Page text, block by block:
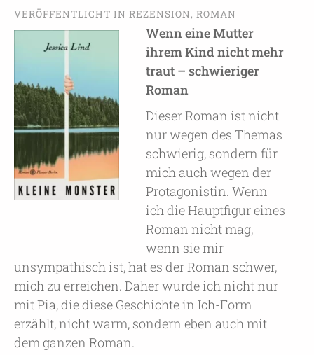
VERÖFFENTLICHT IN REZENSION, ROMAN
Wenn eine Mutter
ihrem Kind nicht mehr
traut – schwieriger
Roman
Dieser Roman ist nicht
nur wegen des Themas
schwierig, sondern für
mich auch wegen der
Protagonistin. Wenn
ich die Hauptfigur eines
Roman nicht mag,
wenn sie mir
unsympathisch ist, hat es der Roman schwer,
mich zu erreichen. Daher wurde ich nicht nur
mit Pia, die diese Geschichte in Ich-Form
erzählt, nicht warm, sondern eben auch mit
dem ganzen Roman.